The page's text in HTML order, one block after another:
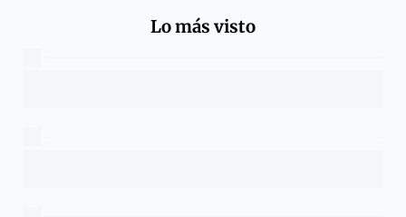
Lo más visto